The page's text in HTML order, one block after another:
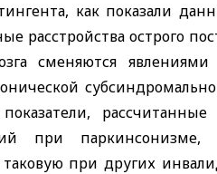
как показали
расстройства острого
сменяются явлениями
рассчитанные
при
при других